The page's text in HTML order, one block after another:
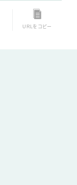
URLをコピー